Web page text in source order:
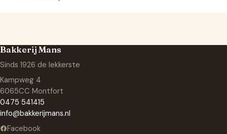
Bakkerij Mans
Sinds 1926 de lekkerste
Kampweg 4
6065CC Montfort
0475 541415
info@bakkerijmans.nl
Facebook